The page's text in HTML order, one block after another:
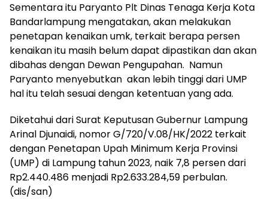
Sementara itu Paryanto Plt Dinas Tenaga Kerja Kota
Bandarlampung mengatakan, akan melakukan
penetapan kenaikan umk, terkait berapa persen
kenaikan itu masih belum dapat dipastikan dan akan
dibahas dengan Dewan Pengupahan. Namun
Paryanto menyebutkan akan lebih tinggi dari UMP
hal itu telah sesuai dengan ketentuan yang ada.
Diketahui dari Surat Keputusan Gubernur Lampung
Arinal Djunaidi, nomor G/720/V.08/HK/2022 terkait
dengan Penetapan Upah Minimum Kerja Provinsi
(UMP) di Lampung tahun 2023, naik 7,8 persen dari
Rp2.440.486 menjadi Rp2.633.284,59 perbulan.
(dis/san)